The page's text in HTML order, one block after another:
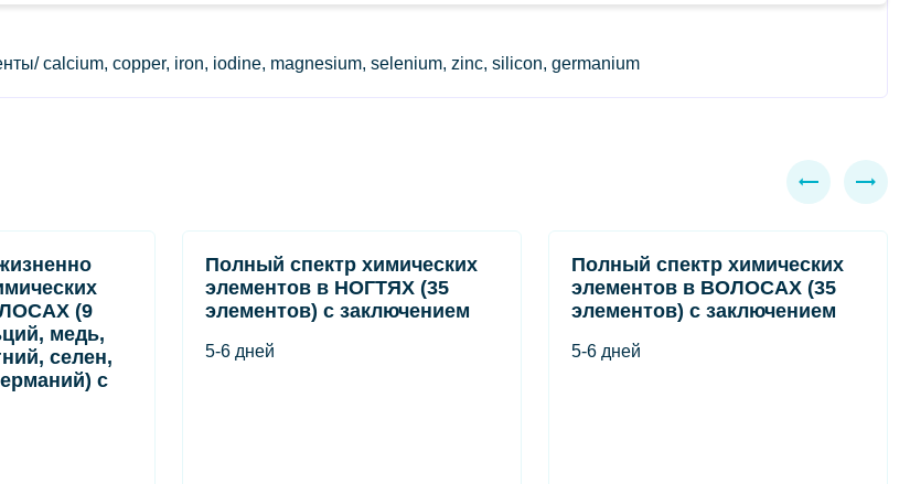
calcium, copper, iron, iodine, magnesium, selenium, zinc, silicon, germanium
(9
медь,
селен,
с
Полный спектр химических
элементов в НОГТЯХ (35
элементов) с заключением
5-6 дней
Полный спектр химических
элементов в ВОЛОСАХ (35
элементов) с заключением
5-6 дней